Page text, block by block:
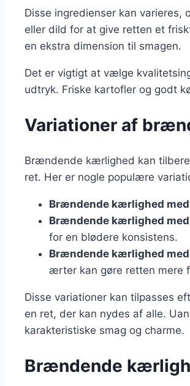
Disse ingredienser kan varieres,
eller dild for at give retten et
en ekstra dimension til smagen.
Det er vigtigt at vælge
udtryk. Friske kartofler og godt
Variationer af
Brændende kærlighed kan
ret. Her er nogle populære
Brændende kærlighed med
Brændende kærlighed
for en blødere konsistens.
Brændende kærlighed
ærter kan gøre retten mere
Disse variationer kan tilpasses
en ret, der kan nydes af alle.
karakteristiske smag og charme.
Brændende